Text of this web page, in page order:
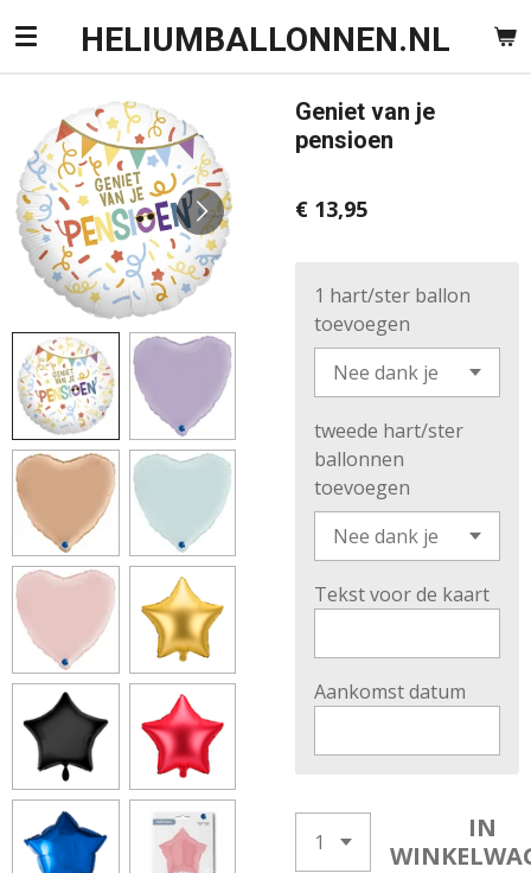
Ga
direct
hoofdinhoud
HELIUMBALLONNEN.NL
Geniet van je
pensioen
€ 13,95
1 hart/ster ballon
toevoegen
tweede hart/ster
ballonnen
toevoegen
Tekst voor de kaart
Aankomst datum
IN